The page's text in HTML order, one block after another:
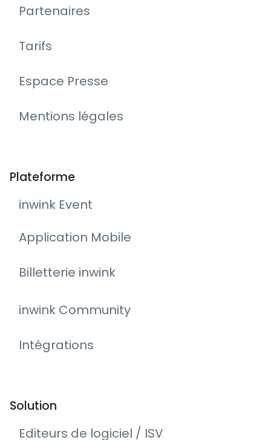
Partenaires
Tarifs
Espace Presse
Mentions légales
Plateforme
inwink Event
Application Mobile
Billetterie inwink
inwink Community
Intégrations
Solution
Editeurs de logiciel / ISV